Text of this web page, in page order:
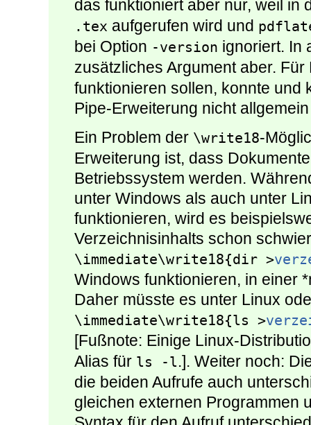
das funktioniert aber nur, weil in
.tex aufgerufen wird und
bei Option -version ignoriert. In
zusätzliches Argument aber.
funktionieren sollen, konnte und
Pipe-Erweiterung nicht
Ein Problem der \write18-
Erweiterung ist, dass
Betriebssystem werden.
unter Windows als auch unter
funktionieren, wird es
Verzeichnisinhalts schon
\immediate\write18{dir >
Windows funktionieren, in einer
Daher müsste es unter Linux
\immediate\write18{ls >
[Fußnote: Einige Linux-
Alias für ls -l.]. Weiter noch:
die beiden Aufrufe auch
gleichen externen Programmen